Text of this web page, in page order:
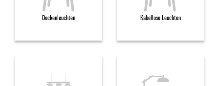
Deckenleuchten Kabellose Leuchten